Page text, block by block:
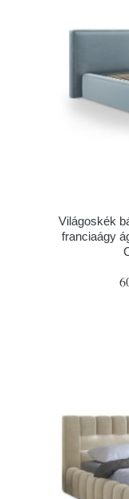
Világoskék
franciaágy